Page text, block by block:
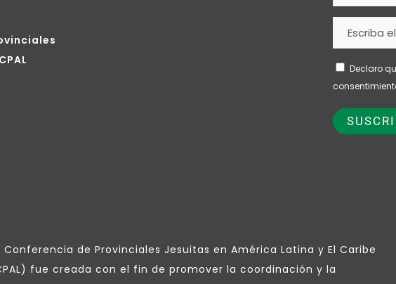
Declaro
Conferencia de Provinciales Jesuitas en América Latina y El Caribe
fue creada con el fin de promover la coordinación y la